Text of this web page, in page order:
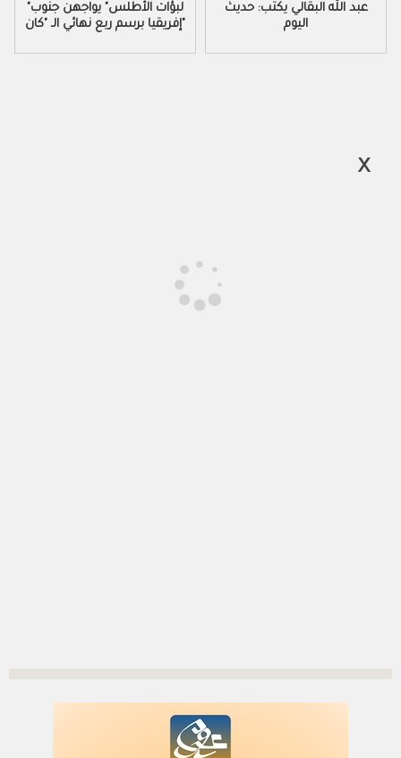
"لبؤات الأطلس" يواجهن جنوب
إفريقيا برسم ربع نهائي الـ "كان"
عبد اللّه البقالي يكتب: حديث
اليوم